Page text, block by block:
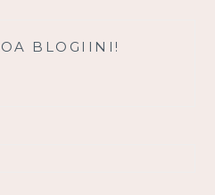
BLOGIINI!